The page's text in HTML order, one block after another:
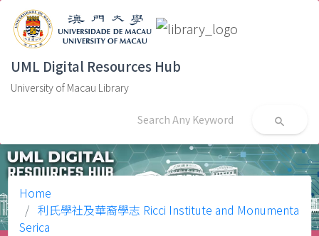
UML Digital Resources Hub
University of Macau Library
search
Home
利氏學社及華裔學志 Ricci Institute and Monumenta
Serica